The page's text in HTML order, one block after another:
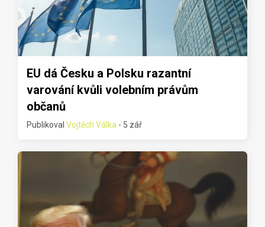
EU dá Česku a Polsku razantní
varování kvůli volebním právům
občanů
Publikoval Vojtěch Válka - 5 zář